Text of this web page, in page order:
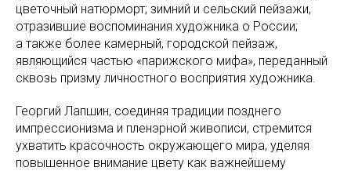
цветочный натюрморт; зимний и сельский пейзажи,
отразившие воспоминания художника о России;
а также более камерный, городской пейзаж,
являющийся частью «парижского мифа», переданный
сквозь призму личностного восприятия художника.
Георгий Лапшин, соединяя традиции позднего
импрессионизма и пленэрной живописи, стремится
ухватить красочность окружающего мира, уделяя
повышенное внимание цвету как важнейшему